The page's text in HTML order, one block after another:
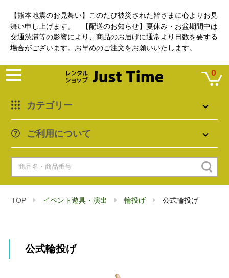
【熊本地震のお見舞い】このたび被災された皆さまに心よりお見
舞い申し上げます。 【配送のお知らせ】夏休み・お盆期間中は
交通渋滞等の影響により、商品のお届けに通常より日数を要する
場合がございます。お早めのご注文をお願いいたします。
カテゴリー
ご利用について
0
TOP イベント遊具・演出 輪投げ 公式輪投げ
公式輪投げ